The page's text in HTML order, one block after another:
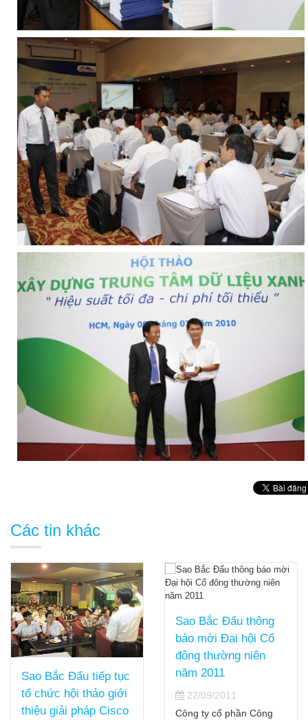
Các tin khác
Sao Bắc Đẩu tiếp tục
tổ chức hội thảo giới
thiệu giải pháp Cisco
Sao Bắc Đẩu thông
báo mời Đại hội Cổ
đông thường niên
năm 2011
22/09/2011
Công ty cổ phần Công